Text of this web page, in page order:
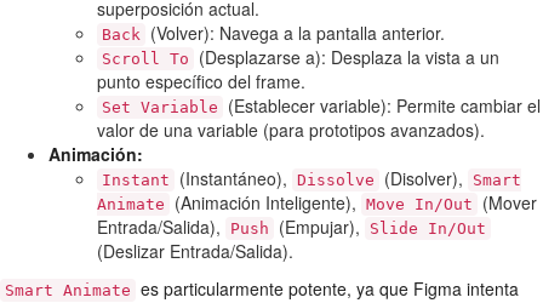
superposición actual.
Back (Volver): Navega a la pantalla anterior.
Scroll To
(Desplazarse a): Desplaza la vista a un
punto específico del frame.
Set Variable
(Establecer variable): Permite cambiar el
valor de una variable (para prototipos avanzados).
Animación:
Instant (Instantáneo), Dissolve (Disolver),
Smart
Animate
(Animación Inteligente), Move In/Out
(Mover
Entrada/Salida),
Push (Empujar), Slide In/Out
(Deslizar Entrada/Salida).
Smart Animate es particularmente potente, ya que Figma intenta